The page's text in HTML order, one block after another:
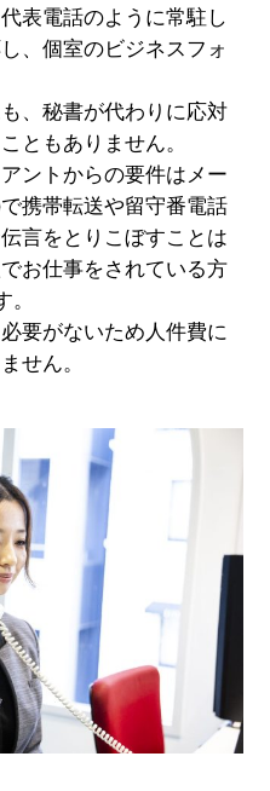
表電話のように常駐し
、個室のビジネスフォ
、秘書が代わりに応対
ともありません。
ントからの要件はメー
携帯転送や留守番電話
言をとりこぼすことは
お仕事をされている方
要がないため人件費に
せん。